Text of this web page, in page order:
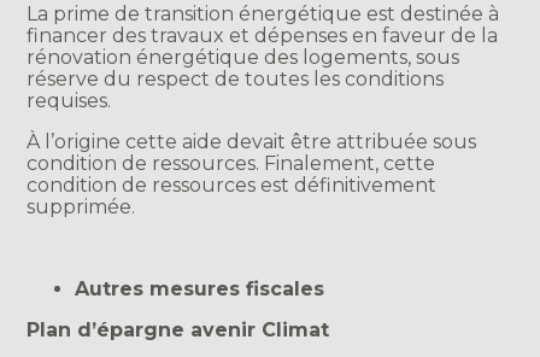
La prime de transition énergétique est destinée à
financer des travaux et dépenses en faveur de la
rénovation énergétique des logements, sous
réserve du respect de toutes les conditions
requises.
À l’origine cette aide devait être attribuée sous
condition de ressources. Finalement, cette
condition de ressources est définitivement
supprimée.
Autres mesures fiscales
Plan d’épargne avenir Climat